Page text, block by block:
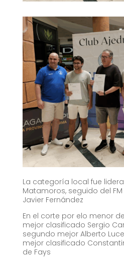
La categoría local fue
Matamoros, seguido del
Javier Fernández
En el corte por elo menor
mejor clasificado Sergio
segundo mejor Alberto
mejor clasificado
de Fays